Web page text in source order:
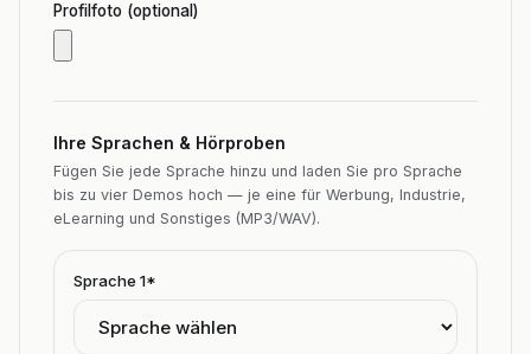
Profilfoto (optional)
Ihre Sprachen & Hörproben
Fügen Sie jede Sprache hinzu und laden Sie pro Sprache
bis zu vier Demos hoch — je eine für Werbung, Industrie,
eLearning und Sonstiges (MP3/WAV).
Sprache 1*